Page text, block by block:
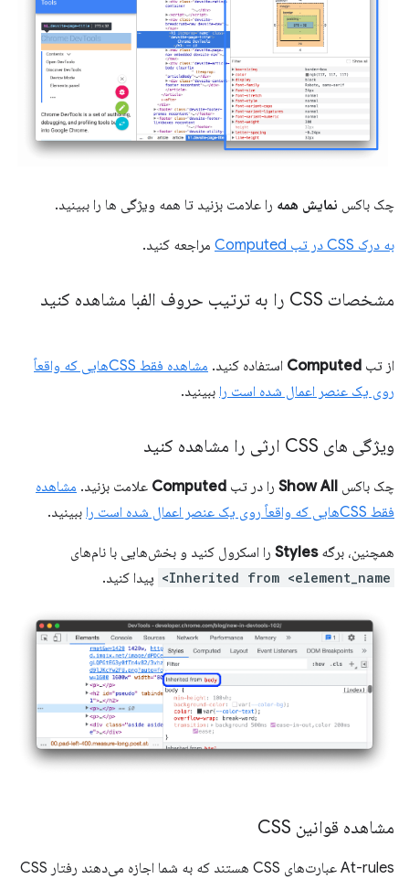
چک باکس نمایش همه را علامت بزنید تا همه ویژگی ها را ببینید.
به درک CSS در تب Computed مراجعه کنید.
مشخصات CSS را به ترتیب حروف الفبا مشاهده کنید
از تب Computed استفاده کنید.
مشاهده فقط CSSهایی که واقعاً
روی یک عنصر اعمال شده است را ببینید.
ویژگی های CSS ارثی را مشاهده کنید
چک باکس Show All را در تب Computed علامت بزنید. مشاهده
فقط CSSهایی که واقعاً روی یک عنصر اعمال شده است را
ببینید.
همچنین، برگهStyles را اسکرول کنید و بخش‌هایی با نام‌های
Inherited from <element_name> پیدا کنید.
مشاهده قوانین CSS
At-rules عبارت‌های CSS هستند که به شما اجازه می‌دهند رفتار CSS